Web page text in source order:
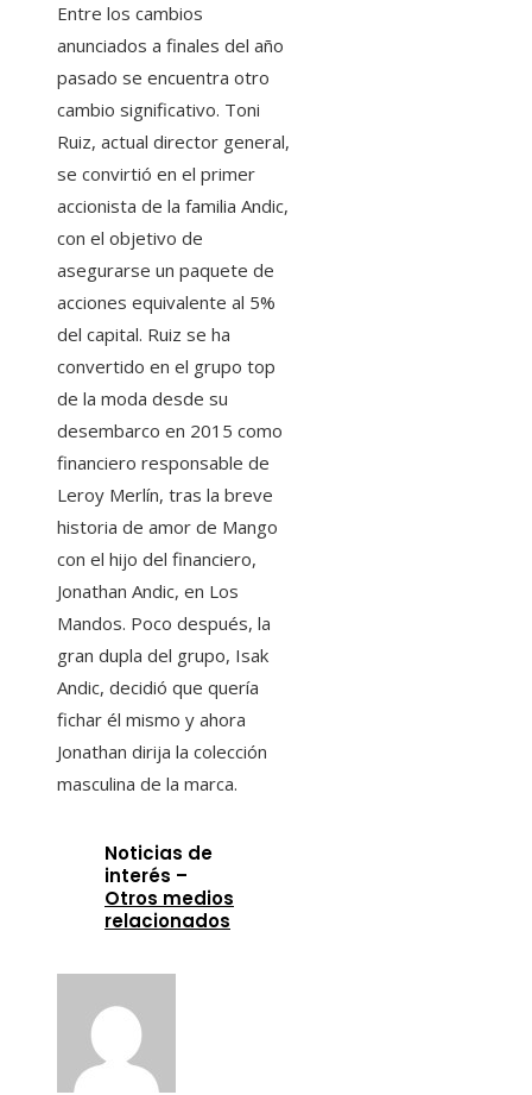
Entre los cambios
anunciados a finales del año
pasado se encuentra otro
cambio significativo. Toni
Ruiz, actual director general,
se convirtió en el primer
accionista de la familia Andic,
con el objetivo de
asegurarse un paquete de
acciones equivalente al 5%
del capital. Ruiz se ha
convertido en el grupo top
de la moda desde su
desembarco en 2015 como
financiero responsable de
Leroy Merlín, tras la breve
historia de amor de Mango
con el hijo del financiero,
Jonathan Andic, en Los
Mandos. Poco después, la
gran dupla del grupo, Isak
Andic, decidió que quería
fichar él mismo y ahora
Jonathan dirija la colección
masculina de la marca.
Noticias de
interés –
Otros medios
relacionados